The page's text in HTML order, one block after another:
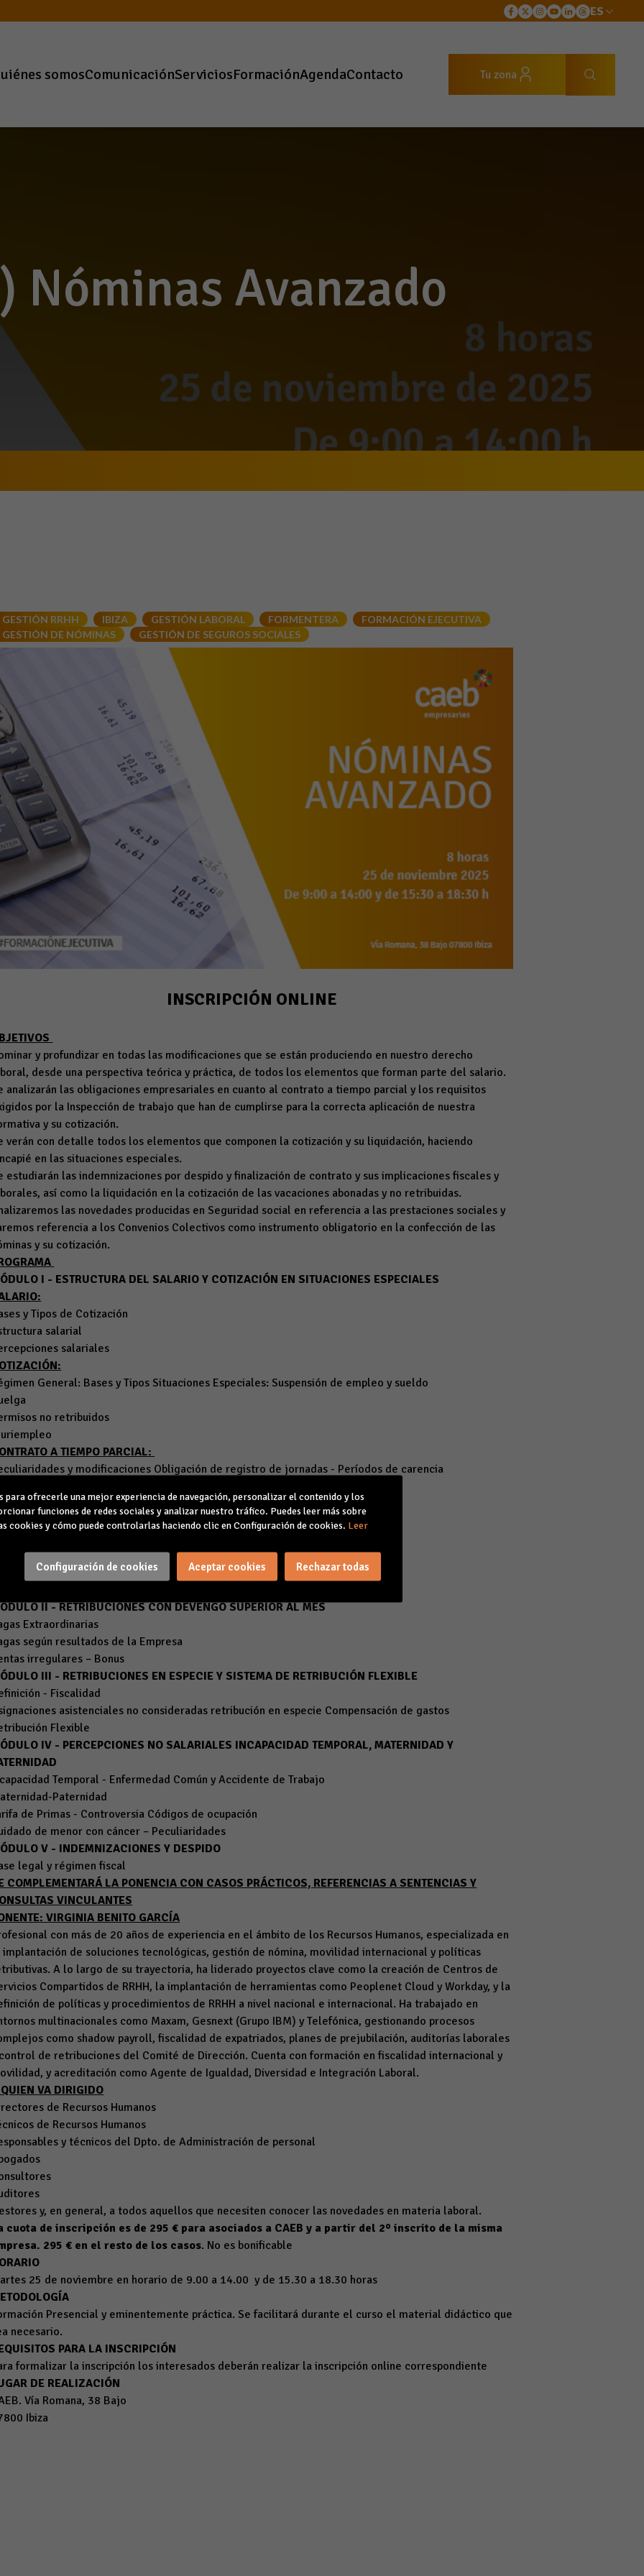
ES
somosComunicaciónServiciosFormaciónAgendaContacto Tu zona
Nóminas Avanzado
GESTIÓN RRHH IBIZA GESTIÓN LABORAL FORMENTERA
FORMACIÓN EJECUTIVA
GESTIÓN DE NÓMINAS
GESTIÓN DE SEGUROS SOCIALES
INSCRIPCIÓN ONLINE
y profundizar en todas las modificaciones que se están produciendo en nuestro derecho
desde una perspectiva teórica y práctica, de todos los elementos que forman parte del salario.
analizarán las obligaciones empresariales en cuanto al contrato a tiempo parcial y los requisitos
por la Inspección de trabajo que han de cumplirse para la correcta aplicación de nuestra
y su cotización.
verán con detalle todos los elementos que componen la cotización y su liquidación, haciendo
en las situaciones especiales.
estudiarán las indemnizaciones por despido y finalización de contrato y sus implicaciones fiscales y
así como la liquidación en la cotización de las vacaciones abonadas y no retribuidas.
las novedades producidas en Seguridad social en referencia a las prestaciones sociales y
referencia a los Convenios Colectivos como instrumento obligatorio en la confección de las
y su cotización.
I - ESTRUCTURA DEL SALARIO Y COTIZACIÓN EN SITUACIONES ESPECIALES
y Tipos de Cotización
salarial
salariales
General: Bases y Tipos Situaciones Especiales: Suspensión de empleo y sueldo
no retribuidos
A TIEMPO PARCIAL:
y modificaciones Obligación de registro de jornadas - Períodos de carencia
SOCIALES:
de Liquidación Directa - SILTRA Recibos de Liquidación RLC - RNT
del contrato
II - RETRIBUCIONES CON DEVENGO SUPERIOR AL MES
Extraordinarias
según resultados de la Empresa
irregulares – Bonus
III - RETRIBUCIONES EN ESPECIE Y SISTEMA DE RETRIBUCIÓN FLEXIBLE
- Fiscalidad
asistenciales no consideradas retribución en especie Compensación de gastos
Flexible
IV - PERCEPCIONES NO SALARIALES INCAPACIDAD TEMPORAL, MATERNIDAD Y
Temporal - Enfermedad Común y Accidente de Trabajo
Paternidad
de Primas - Controversia Códigos de ocupación
de menor con cáncer – Peculiaridades
V - INDEMNIZACIONES Y DESPIDO
legal y régimen fiscal
COMPLEMENTARÁ LA PONENCIA CON CASOS PRÁCTICOS, REFERENCIAS A SENTENCIAS Y
VINCULANTES
VIRGINIA BENITO GARCÍA
con más de 20 años de experiencia en el ámbito de los Recursos Humanos, especializada en
implantación de soluciones tecnológicas, gestión de nómina, movilidad internacional y políticas
A lo largo de su trayectoria, ha liderado proyectos clave como la creación de Centros de
Compartidos de RRHH, la implantación de herramientas como Peoplenet Cloud y Workday, y la
de políticas y procedimientos de RRHH a nivel nacional e internacional. Ha trabajado en
multinacionales como Maxam, Gesnext (Grupo IBM) y Telefónica, gestionando procesos
como shadow payroll, fiscalidad de expatriados, planes de prejubilación, auditorías laborales
de retribuciones del Comité de Dirección. Cuenta con formación en fiscalidad internacional y
y acreditación como Agente de Igualdad, Diversidad e Integración Laboral.
VA DIRIGIDO
de Recursos Humanos
de Recursos Humanos
y técnicos del Dpto. de Administración de personal
y, en general, a todos aquellos que necesiten conocer las novedades en materia laboral.
cuota de inscripción es de 295 € para asociados a CAEB y a partir del 2º inscrito de la misma
295 € en el resto de los casos. No es bonificable
25 de noviembre en horario de 9.00 a 14.00 y de 15.30 a 18.30 horas
Presencial y eminentemente práctica. Se facilitará durante el curso el material didáctico que
necesario.
PARA LA INSCRIPCIÓN
formalizar la inscripción los interesados deberán realizar la inscripción online correspondiente
DE REALIZACIÓN
Vía Romana, 38 Bajo
Ibiza
para ofrecerle una mejor experiencia de navegación, personalizar el contenido y los
funciones de redes sociales y analizar nuestro tráfico. Puedes leer más sobre
cookies y cómo puede controlarlas haciendo clic en Configuración de cookies. Leer
Configuración de cookies Aceptar cookies Rechazar todas